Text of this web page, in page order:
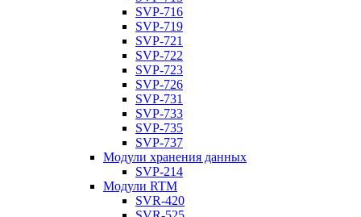
SVP-716
SVP-719
SVP-721
SVP-722
SVP-723
SVP-726
SVP-731
SVP-733
SVP-735
SVP-737
Модули хранения данных
SVP-214
Модули RTM
SVR-420